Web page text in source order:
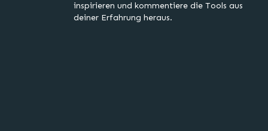
inspirieren und kommentiere die Tools aus
deiner Erfahrung heraus.